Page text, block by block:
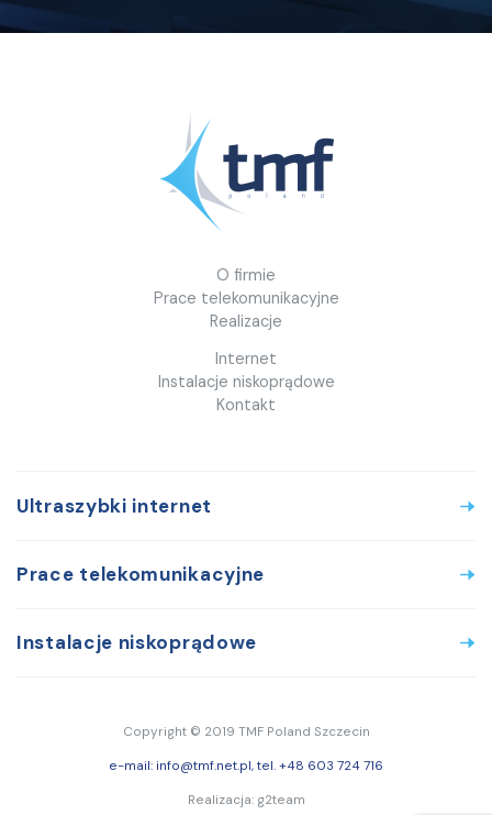
O firmie
Prace telekomunikacyjne
Realizacje
Internet
Instalacje niskoprądowe
Kontakt
Ultraszybki internet
Prace telekomunikacyjne
Instalacje niskoprądowe
Copyright © 2019 TMF Poland Szczecin
e-mail: info@tmf.net.pl, tel. +48 603 724 716
Realizacja: g2team